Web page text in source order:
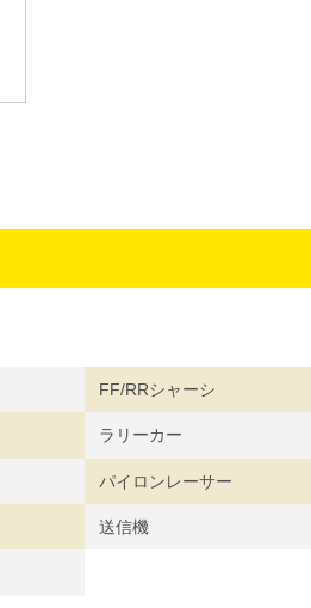
FF/RRシャーシ
ラリーカー
パイロンレーサー
送信機